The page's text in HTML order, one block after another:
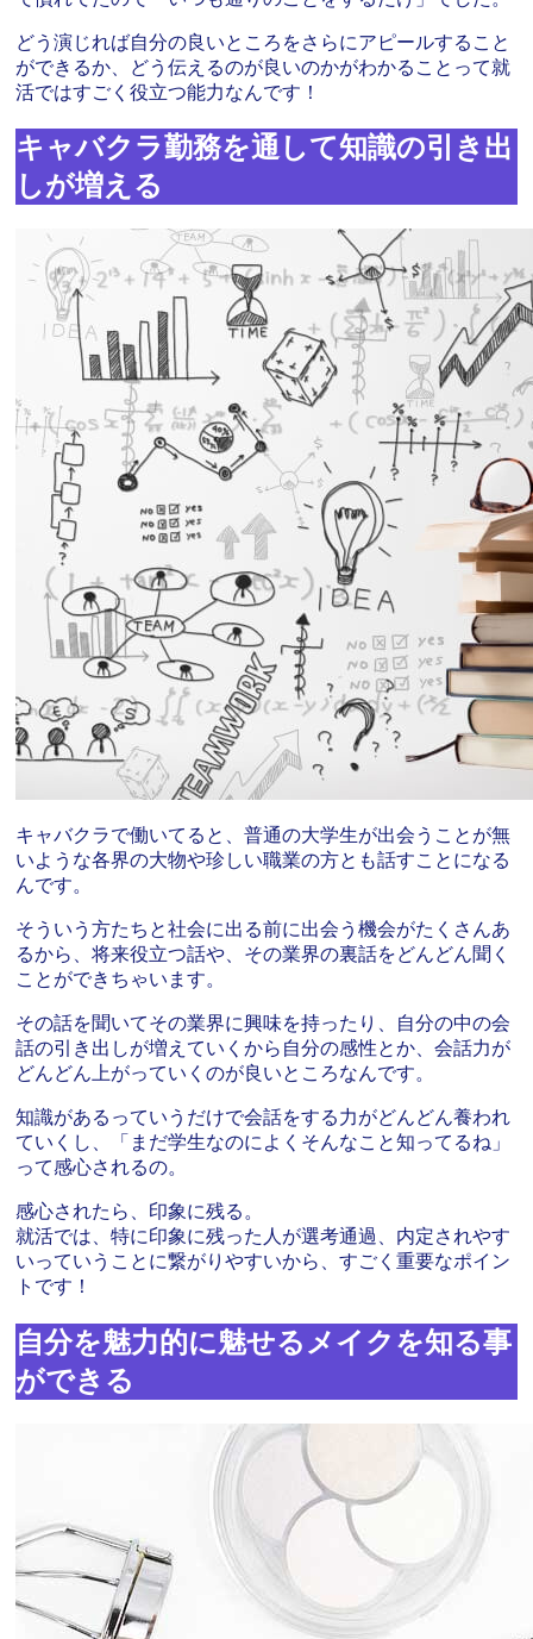
どう演じれば自分の良いところをさらにアピールすること
ができるか、どう伝えるのが良いのかがわかることって就
活ではすごく役立つ能力なんです！
キャバクラ勤務を通して知識の引き出
しが増える
キャバクラで働いてると、普通の大学生が出会うことが無
いような各界の大物や珍しい職業の方とも話すことになる
んです。
そういう方たちと社会に出る前に出会う機会がたくさんあ
るから、将来役立つ話や、その業界の裏話をどんどん聞く
ことができちゃいます。
その話を聞いてその業界に興味を持ったり、自分の中の会
話の引き出しが増えていくから自分の感性とか、会話力が
どんどん上がっていくのが良いところなんです。
知識があるっていうだけで会話をする力がどんどん養われ
ていくし、「まだ学生なのによくそんなこと知ってるね」
って感心されるの。
感心されたら、印象に残る。
就活では、特に印象に残った人が選考通過、内定されやす
いっていうことに繋がりやすいから、すごく重要なポイン
トです！
自分を魅力的に魅せるメイクを知る事
ができる